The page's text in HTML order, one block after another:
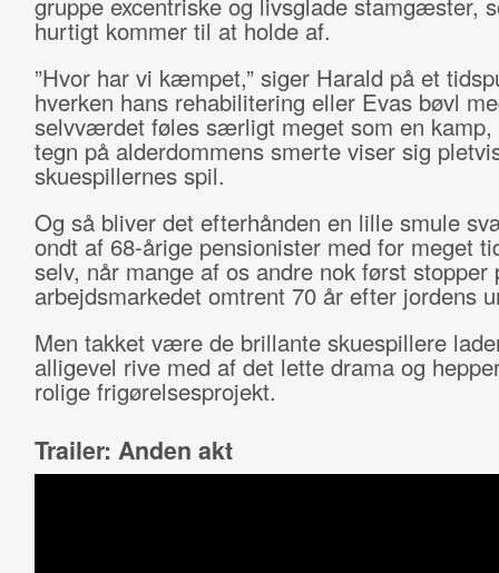
hurtigt kommer til at holde af.
”Hvor har vi kæmpet,” siger Harald på et
hverken hans rehabilitering eller Evas bøvl
selvværdet føles særligt meget som en kamp,
tegn på alderdommens smerte viser sig
skuespillernes spil.
Og så bliver det efterhånden en lille smule
ondt af 68-årige pensionister med for meget
selv, når mange af os andre nok først stopper
arbejdsmarkedet omtrent 70 år efter jordens
Men takket være de brillante skuespillere
alligevel rive med af det lette drama og
rolige frigørelsesprojekt.
Trailer: Anden akt